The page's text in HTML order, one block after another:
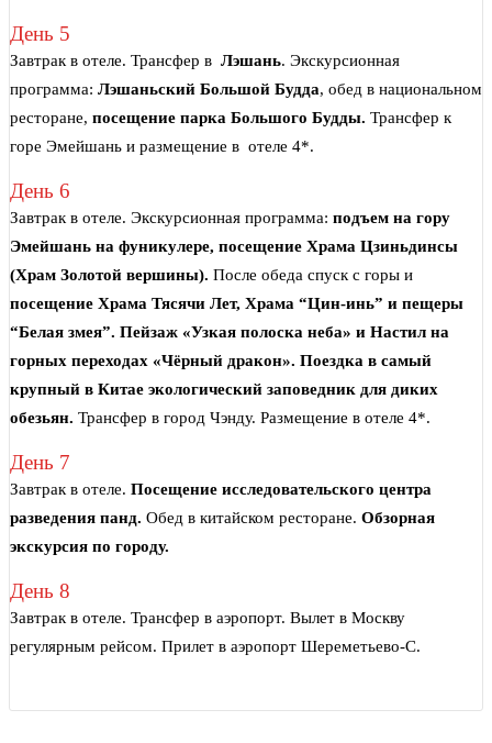
День 5
Завтрак в отеле. Трансфер в Лэшань. Экскурсионная
программа: Лэшаньский Большой Будда, обед в национальном
ресторане, посещение парка Большого Будды. Трансфер к
горе Эмейшань и размещение в отеле 4*.
День 6
Завтрак в отеле. Экскурсионная программа: подъем на гору
Эмейшань на фуникулере, посещение Храма Цзиньдинсы
(Храм Золотой вершины). После обеда спуск с горы и
посещение Храма Тясячи Лет, Храма “Цин-инь” и пещеры
“Белая змея”. Пейзаж «Узкая полоска неба» и Настил на
горных переходах «Чёрный дракон». Поездка в самый
крупный в Китае экологический заповедник для диких
обезьян. Трансфер в город Чэнду. Размещение в отеле 4*.
День 7
Завтрак в отеле. Посещение исследовательского центра
разведения панд. Обед в китайском ресторане. Обзорная
экскурсия по городу.
День 8
Завтрак в отеле. Трансфер в аэропорт. Вылет в Москву
регулярным рейсом. Прилет в аэропорт Шереметьево-C.